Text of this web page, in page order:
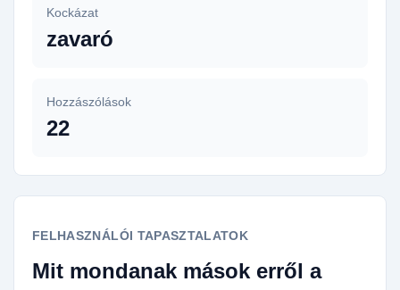
Kockázat
zavaró
Hozzászólások
22
FELHASZNÁLÓI TAPASZTALATOK
Mit mondanak mások erről a